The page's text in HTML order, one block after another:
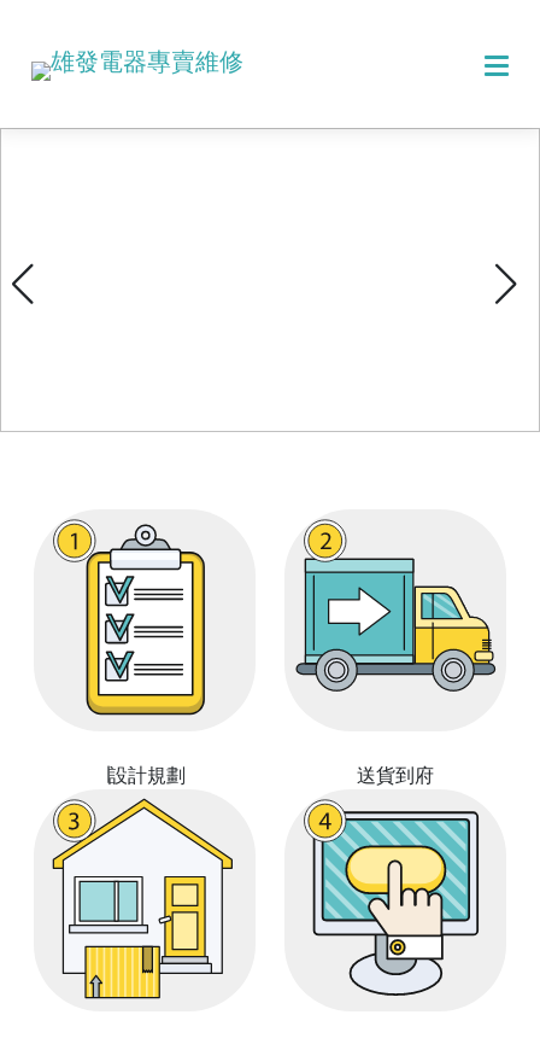
∣設計規劃 送貨到府